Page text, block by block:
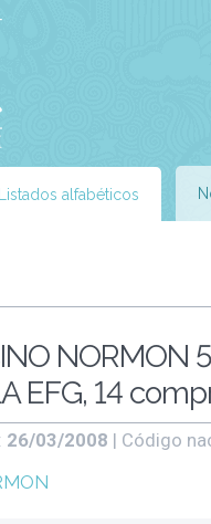
Listados alfabéticos
NORMON
EFG, 14
26/03/2008 | Código